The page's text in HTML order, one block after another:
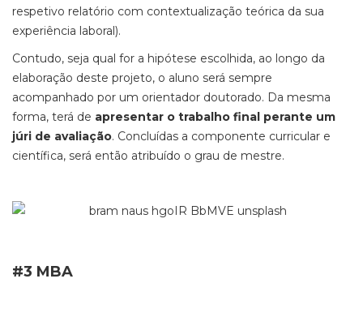
respetivo relatório com contextualização teórica da sua
experiência laboral).
Contudo, seja qual for a hipótese escolhida, ao longo da
elaboração deste projeto, o aluno será sempre
acompanhado por um orientador doutorado. Da mesma
forma, terá de apresentar o trabalho final perante um
júri de avaliação. Concluídas a componente curricular e
científica, será então atribuído o grau de mestre.
#3 MBA